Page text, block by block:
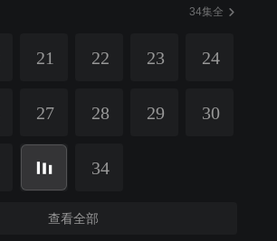
34集全
21 22 23 24
27 28 29 30
34
查看全部